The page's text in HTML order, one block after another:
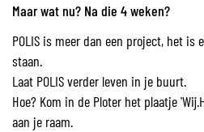
Maar wat nu? Na die 4 weken?
POLIS is meer dan een project, het
staan.
Laat POLIS verder leven in je buurt.
Hoe? Kom in de Ploter het plaatje
aan je raam.